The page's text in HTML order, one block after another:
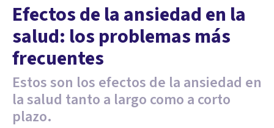
Efectos de la ansiedad en la
salud: los problemas más
frecuentes
Estos son los efectos de la ansiedad en
la salud tanto a largo como a corto
plazo.